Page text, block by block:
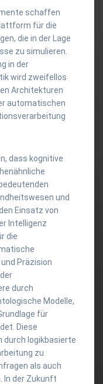
schaffen
für die
die in der Lage
zu simulieren.
in der
wird zweifellos
Architekturen
automatischen
dass kognitive
und
Einsatz von
Intelligenz
die
Präzision
durch
Modelle,
für
Diese
durch logikbasierte
zu
als auch
In der Zukunft